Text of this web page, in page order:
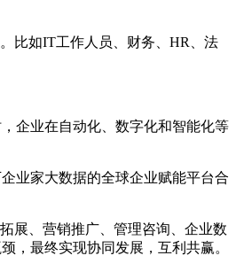
比如IT工作人员、财务、HR、法
企业在自动化、数字化和智能化等
业家大数据的全球企业赋能平台合
展、营销推广、管理咨询、企业数
，最终实现协同发展，互利共赢。